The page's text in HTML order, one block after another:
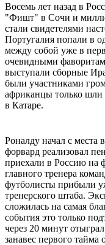
Восемь лет назад в
"Фишт" в Сочи и
стали свидетелями
Португалия попали в
между собой уже в
очевидными
выступали сборные
были участниками
африканцы только шли
в Катаре.
Роналду начал с места
форвард реализовал
приехали в Россию на
главного тренера
футболисты прибыли
тренерского штаба.
сложилась на самая
события это только
через 20 минут
занавес первого тайма